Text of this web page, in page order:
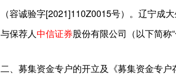
（容诚验字[2021]110Z0015号）。辽宁成
与保荐人中信证券股份有限公司（以下简称
二、募集资金专户的开立及《募集资金专